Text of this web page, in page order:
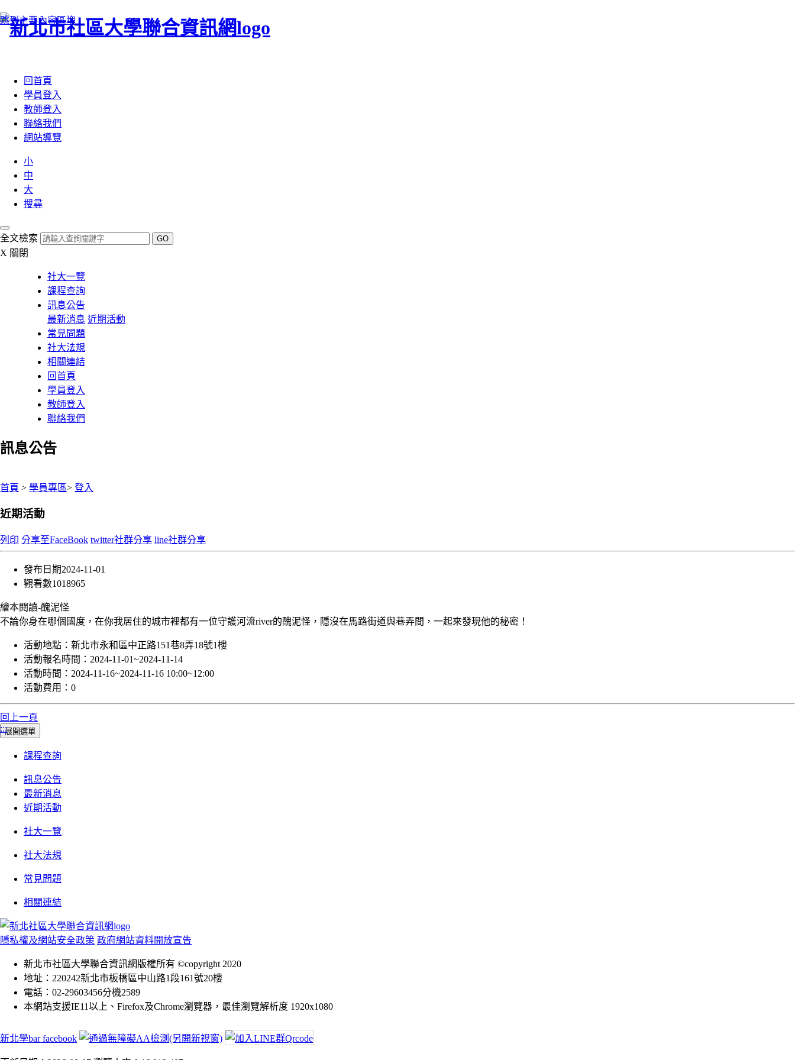
跳到主要內容區塊
回首頁
學員登入
教師登入
聯絡我們
網站導覽
小
中
大
搜尋
全文檢索 GO
X 關閉
社大一覽
課程查詢
訊息公告
最新消息 近期活動
常見問題
社大法規
相關連結
回首頁
學員登入
教師登入
聯絡我們
訊息公告
首頁 > 學員專區> 登入
近期活動
列印 分享至FaceBook twitter社群分享 line社群分享
發布日期2024-11-01
觀看數1018965
繪本閱讀-醜泥怪
不論你身在哪個國度，在你我居住的城市裡都有一位守護河流river的醜泥怪，隱沒在馬路街道與巷弄間，一起來發現他的秘密！
活動地點： 新北市永和區中正路151巷8弄18號1樓
活動報名時間： 2024-11-01~2024-11-14
活動時間： 2024-11-16~2024-11-16 10:00~12:00
活動費用： 0
回上一頁
:::展開選單
課程查詢
訊息公告
最新消息
近期活動
社大一覽
社大法規
常見問題
相關連結
隱私權及網站安全政策 政府網站資料開放宣告
新北市社區大學聯合資訊網版權所有 ©copyright 2020
地址：220242新北市板橋區中山路1段161號20樓
電話：02-29603456分機2589
本網站支援IE11以上、Firefox及Chrome瀏覽器，最佳瀏覽解析度 1920x1080
新北學bar facebook